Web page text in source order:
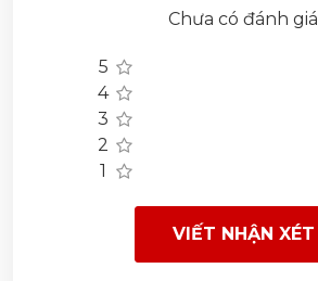
Chưa có đánh giá
5
4
3
2
1
VIẾT NHẬN XÉT